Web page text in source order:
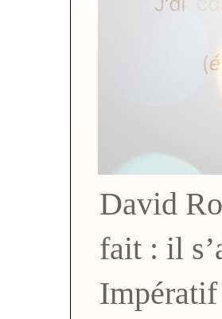
David
fait : il
Impératif